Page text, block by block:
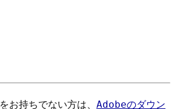
をお持ちでない方は、 Adobeのダウン